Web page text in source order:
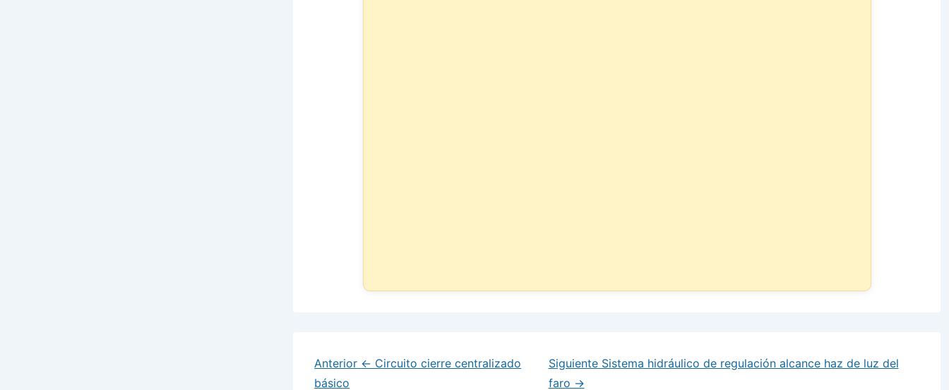
Anterior ← Circuito cierre centralizado
básico
Siguiente Sistema hidráulico de regulación alcance haz de luz del
faro →